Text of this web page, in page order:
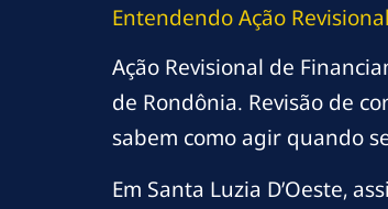
Entendendo Ação
Ação Revisional de
de Rondônia. Revisão de
sabem como agir quando
Em Santa Luzia D’Oeste,